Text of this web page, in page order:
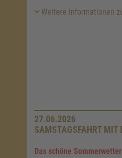
Weitere Informationen
27.06.2026
SAMSTAGSFAHRT MIT
Das schöne